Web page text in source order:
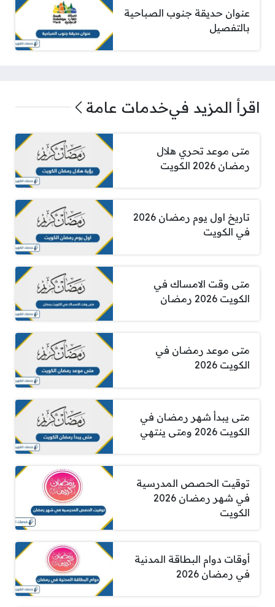
عنوان حديقة جنوب الصباحية
بالتفصيل
اقرأ المزيد فيخدمات عامة
متى موعد تحري هلال
رمضان 2026 الكويت
تاريخ اول يوم رمضان 2026
في الكويت
متى وقت الامساك في
الكويت 2026 رمضان
متى موعد رمضان في
الكويت 2026
متى يبدأ شهر رمضان في
الكويت 2026 ومتى ينتهي
توقيت الحصص المدرسية
في شهر رمضان 2026
الكويت
أوقات دوام البطاقة المدنية
في رمضان 2026